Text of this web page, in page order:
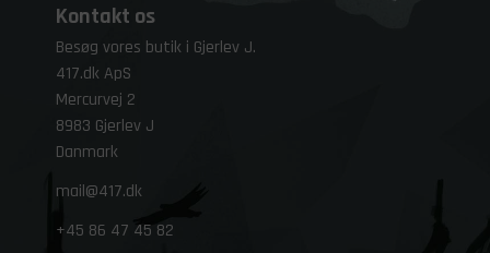
Kontakt os
Besøg vores butik i Gjerlev J.
417.dk ApS
Mercurvej 2
8983 Gjerlev J
Danmark
mail@417.dk
+45 86 47 45 82